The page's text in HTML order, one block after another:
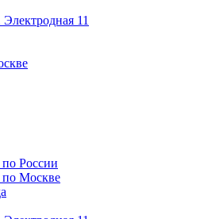
11
по России
по Москве